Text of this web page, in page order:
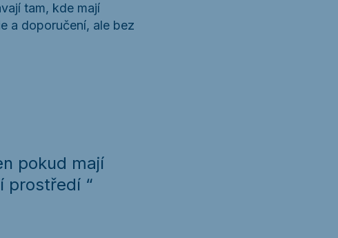
tam, kde mají
a doporučení, ale bez
pokud mají
prostředí “